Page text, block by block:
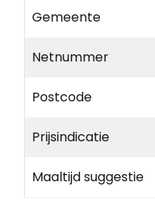
Gemeente
Netnummer
Postcode
Prijsindicatie
Maaltijd suggestie